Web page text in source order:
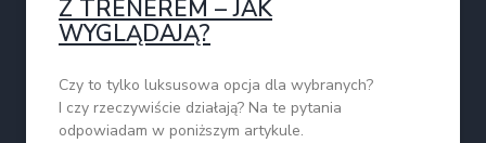
Z TRENEREM – JAK
WYGLĄDAJĄ?
Czy to tylko luksusowa opcja dla wybranych?
I czy rzeczywiście działają? Na te pytania
odpowiadam w poniższym artykule.